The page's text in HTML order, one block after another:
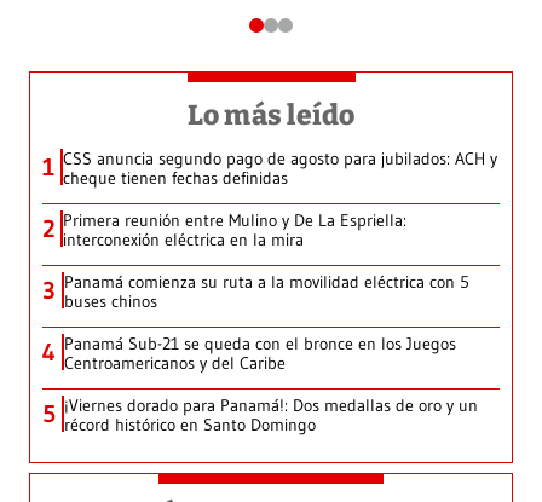
Lo más leído
1 CSS anuncia segundo pago de agosto para jubilados: ACH y
cheque tienen fechas definidas
2 Primera reunión entre Mulino y De La Espriella:
interconexión eléctrica en la mira
3 Panamá comienza su ruta a la movilidad eléctrica con 5
buses chinos
4 Panamá Sub-21 se queda con el bronce en los Juegos
Centroamericanos y del Caribe
5 ¡Viernes dorado para Panamá!: Dos medallas de oro y un
récord histórico en Santo Domingo